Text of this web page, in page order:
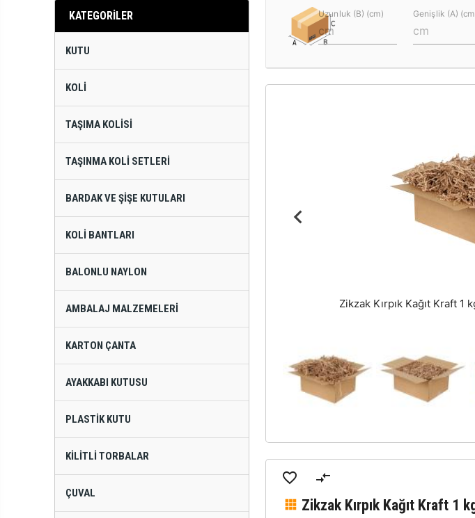
KATEGORİLER
KUTU
KOLI
TAŞIMA KOLISI
TAŞINMA KOLI SETLERI
BARDAK VE ŞIŞE KUTULARI
KOLI BANTLARI
BALONLU NAYLON
AMBALAJ MALZEMELERI
KARTON ÇANTA
AYAKKABI KUTUSU
PLASTIK KUTU
KILITLI TORBALAR
ÇUVAL
Uzunluk (B) (cm) Genişlik (A)
Zikzak Kırpık Kağıt Kraft
Zikzak Kırpık Kağıt Kraft 1